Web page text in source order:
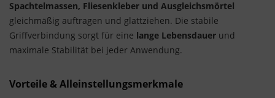
Spachtelmassen, Fliesenkleber und Ausgleichsmörtel
gleichmäßig auftragen und glattziehen. Die stabile
Griffverbindung sorgt für eine lange Lebensdauer und
maximale Stabilität bei jeder Anwendung.
Vorteile & Alleinstellungsmerkmale